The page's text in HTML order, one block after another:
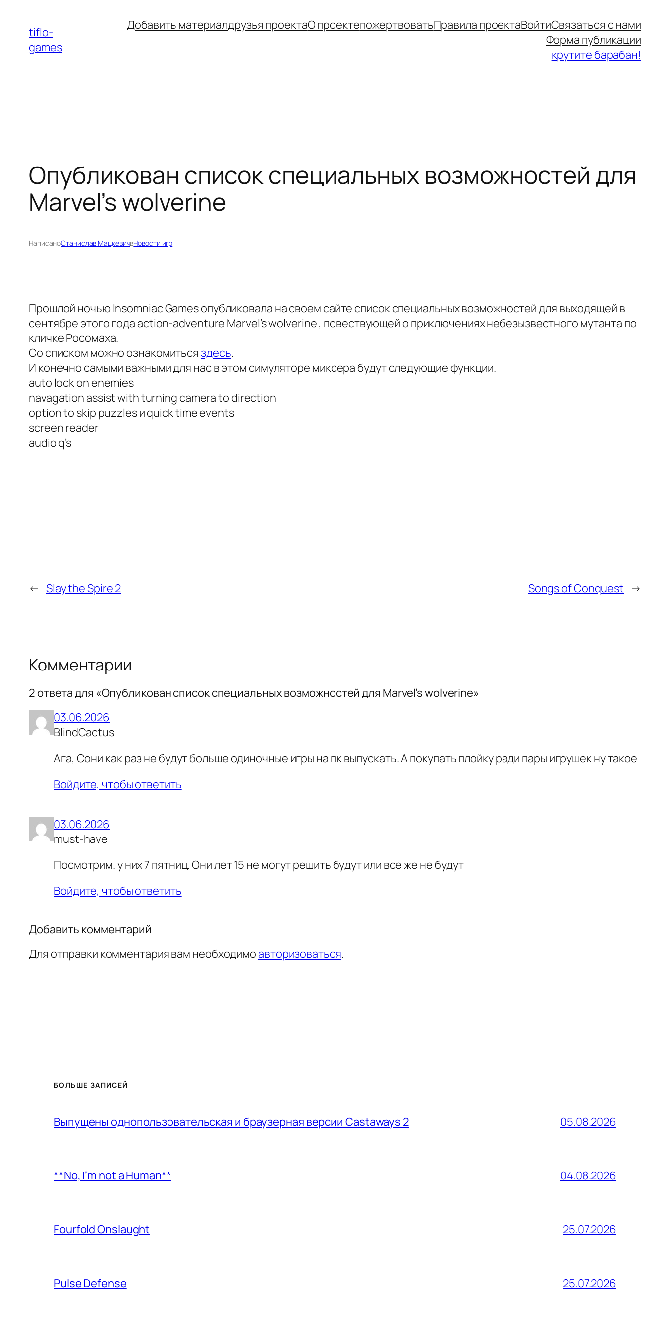
содержимому
tiflo-
games
Добавить материалдрузья проектаО проектепожертвоватьПравила проектаВойтиСвязаться с нами
Форма публикации
крутите барабан!
Опубликован список специальных возможностей для
Marvel’s wolverine
НаписаноСтанислав МацкевичвНовости игр
Прошлой ночью Insomniac Games опубликовала на своем сайте список специальных возможностей для выходящей в
сентябре этого года action-adventure Marvel’s wolverine , повествующей о приключениях небезызвестного мутанта по
кличке Росомаха.
Со списком можно ознакомитьсяздесь.
И конечно самыми важными для нас в этом симуляторе миксера будут следующие функции.
auto lock on enemies
navagation assist with turning camera to direction
option to skip puzzles и quick time events
screen reader
audio q’s
← Slay the Spire 2 Songs of Conquest →
Комментарии
2 ответа для «Опубликован список специальных возможностей для Marvel’s wolverine»
03.06.2026
BlindCactus
Ага, Сони как раз не будут больше одиночные игры на пк выпускать. А покупать плойку ради пары игрушек ну такое
Войдите, чтобы ответить
03.06.2026
must-have
Посмотрим. у них 7 пятниц. Они лет 15 не могут решить будут или все же не будут
Войдите, чтобы ответить
Добавить комментарий
Для отправки комментария вам необходимо авторизоваться.
БОЛЬШЕ ЗАПИСЕЙ
Выпущены однопользовательская и браузерная версии Castaways 2 05.08.2026
**No, I’m not a Human** 04.08.2026
Fourfold Onslaught 25.07.2026
Pulse Defense 25.07.2026